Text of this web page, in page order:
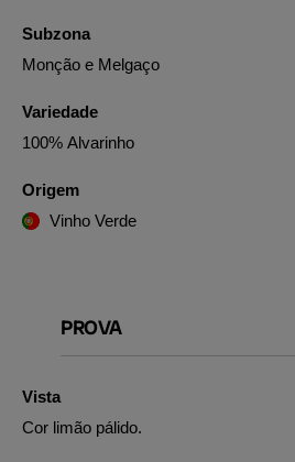
Subzona
Monção e Melgaço
Variedade
100% Alvarinho
Origem
Vinho Verde
PROVA
Vista
Cor limão pálido.